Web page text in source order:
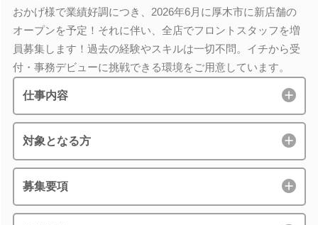
おかげ様で業績好調につき、2026年6月に厚木市に新店舗の
オープンを予定！それに伴い、全店でフロントスタッフを増
員募集します！過去の経験やスキルは一切不問。イチから受
付・事務デビューに挑戦できる環境をご用意しています。
仕事内容
対象となる方
募集要項